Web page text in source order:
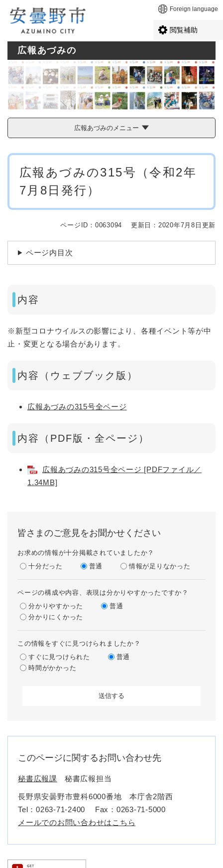
メニューを飛ばして本文へ Foreign language
閲覧補助
広報あづみの
広報あづみのメニュー
本
広報あづみの315号（令和2年
7月8日発行）
ページID：0063094 更新日：2020年7月8日更新
ページ内目次
内容
※新型コロナウイルスの影響により、各種イベント等が中
止・変更となる場合があります。
内容（ウェブブック版）
広報あづみの315号全ページ
内容（PDF版・全ページ）
広報あづみの315号全ページ [PDFファイル／
1.34MB]
皆さまのご意見をお聞かせください
お求めの情報が十分掲載されていましたか？
十分だった
普通 情報が足りなかった
ページの構成や内容、表現は分かりやすかったですか？
分かりやすかった
普通
分かりにくかった
この情報をすぐに見つけられましたか？
すぐに見つけられた
普通
時間がかかった
このページに関するお問い合わせ先
秘書広報課 秘書広報担当
長野県安曇野市豊科6000番地 本庁舎2階西
Tel：0263-71-2400
Fax：0263-71-5000
メールでのお問い合わせはこちら